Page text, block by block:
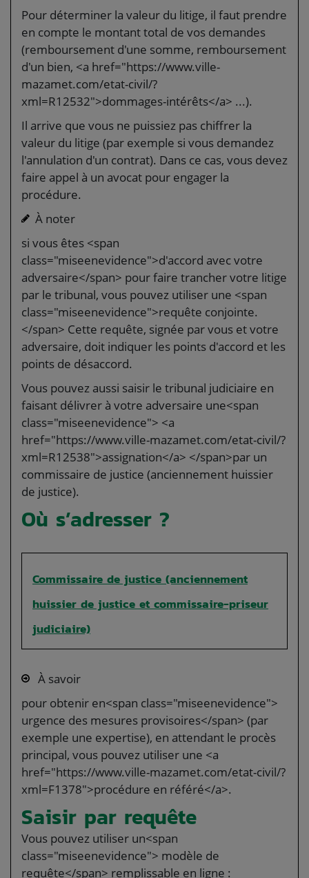
Pour déterminer la valeur du litige, il faut prendre
en compte le montant total de vos demandes
(remboursement d'une somme, remboursement
d'un bien, <a href="https://www.ville-
mazamet.com/etat-civil/?
xml=R12532">dommages-intérêts</a> ...).
Il arrive que vous ne puissiez pas chiffrer la
valeur du litige (par exemple si vous demandez
l'annulation d'un contrat). Dans ce cas, vous devez
faire appel à un avocat pour engager la
procédure.
À noter
si vous êtes <span
class="miseenevidence">d'accord avec votre
adversaire</span> pour faire trancher votre litige
par le tribunal, vous pouvez utiliser une <span
class="miseenevidence">requête conjointe.
</span> Cette requête, signée par vous et votre
adversaire, doit indiquer les points d'accord et les
points de désaccord.
Vous pouvez aussi saisir le tribunal judiciaire en
faisant délivrer à votre adversaire une<span
class="miseenevidence"> <a
href="https://www.ville-mazamet.com/etat-civil/?
xml=R12538">assignation</a> </span>par un
commissaire de justice (anciennement huissier
de justice).
Où s’adresser ?
Commissaire de justice (anciennement
huissier de justice et commissaire-priseur
judiciaire)
À savoir
pour obtenir en<span class="miseenevidence">
urgence des mesures provisoires</span> (par
exemple une expertise), en attendant le procès
principal, vous pouvez utiliser une <a
href="https://www.ville-mazamet.com/etat-civil/?
xml=F1378">procédure en référé</a>.
Saisir par requête
Vous pouvez utiliser un<span
class="miseenevidence"> modèle de
requête</span> remplissable en ligne :